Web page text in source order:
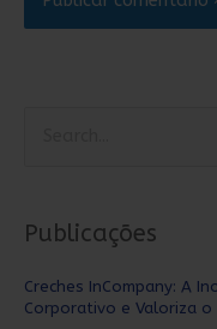
q
u
i
Publicações
Creches InCompany: A
Corporativo e Valoriza o